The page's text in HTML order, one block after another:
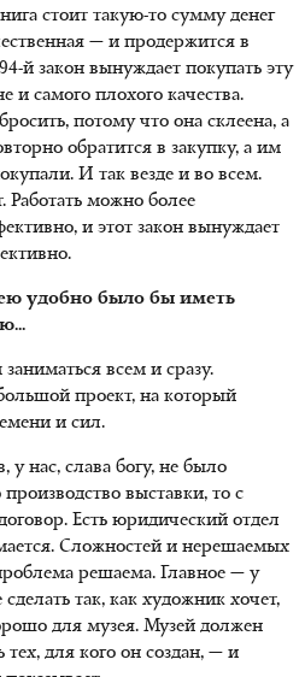
стоит такую-то сумму денег
— и продержится в
й закон вынуждает покупать эту
и самого плохого качества.
потому что она склеена, а
обратится в закупку, а им
И так везде и во всем.
Работать можно более
и этот закон вынуждает
удобно было бы иметь
всем и сразу.
проект, на который
и сил.
у нас, слава богу, не было
выставки, то с
Есть юридический отдел
Сложностей и нерешаемых
решаема. Главное — у
так, как художник хочет,
для музея. Музей должен
для кого он создан, — и